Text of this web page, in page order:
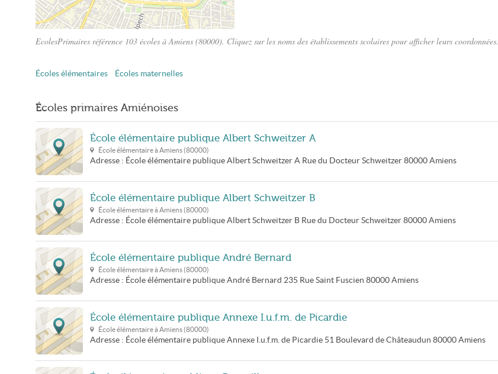
EcolesPrimaires référence 103 écoles à Amiens (80000). Cliquez sur les noms des établissements scolaires pour afficher leurs coordonnées.
Écoles élémentaires Écoles maternelles
Écoles primaires Amiénoises
École élémentaire publique Albert Schweitzer A
École élémentaire àAmiens (80000)
Adresse : École élémentaire publique Albert Schweitzer A Rue du Docteur Schweitzer 80000 Amiens
École élémentaire publique Albert Schweitzer B
École élémentaire àAmiens (80000)
Adresse : École élémentaire publique Albert Schweitzer B Rue du Docteur Schweitzer 80000 Amiens
École élémentaire publique André Bernard
École élémentaire àAmiens (80000)
Adresse : École élémentaire publique André Bernard 235 Rue Saint Fuscien 80000 Amiens
École élémentaire publique Annexe I.u.f.m. de Picardie
École élémentaire àAmiens (80000)
Adresse : École élémentaire publique Annexe I.u.f.m. de Picardie 51 Boulevard de Châteaudun 80000 Amiens